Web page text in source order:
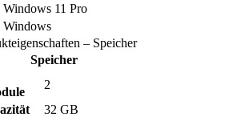
Windows 11 Pro
Windows
– Speicher
Speicher
2
32 GB